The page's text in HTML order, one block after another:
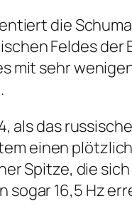
die
Feldes der
mit sehr
als das russische
einen
Spitze, die
sogar 16,5 Hz